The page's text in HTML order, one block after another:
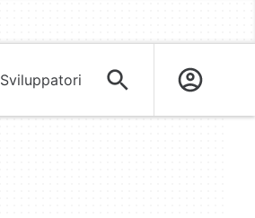
Sviluppatori